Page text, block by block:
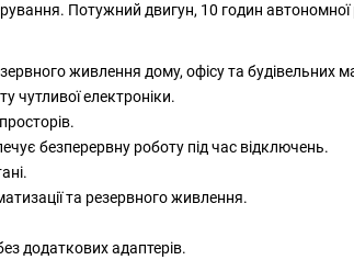
Потужний двигун, 10 годин
живлення дому, офісу та будівельних
чутливої електроніки.
безперервну роботу під час відключень.
та резервного живлення.
додаткових адаптерів.